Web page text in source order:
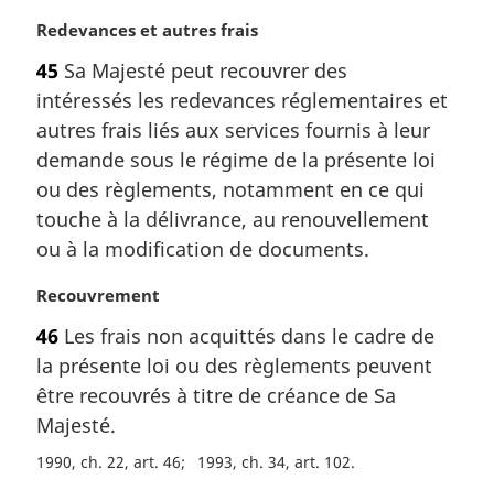
a
l
e
:
N
t
e
m
a
g
i
n
l
:
Redevances et autres frais
45 Sa Majesté peut recouvrer des
intéressés les redevances réglementaires et
autres frais liés aux services fournis à leur
demande sous le régime de la présente loi
ou des règlements, notamment en ce qui
touche à la délivrance, au renouvellement
ou à la modification de documents.
N
t
e
m
a
g
Recouvrement
46 Les frais non acquittés dans le cadre de
la présente loi ou des règlements peuvent
être recouvrés à titre de créance de Sa
Majesté.
1990, ch. 22, art. 46 1993, ch. 34, art. 102